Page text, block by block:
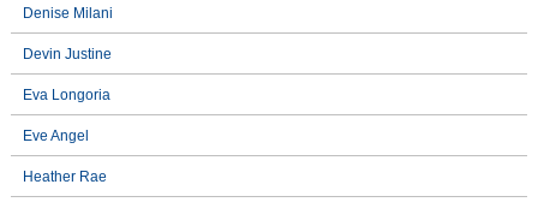
Denise Milani
Devin Justine
Eva Longoria
Eve Angel
Heather Rae